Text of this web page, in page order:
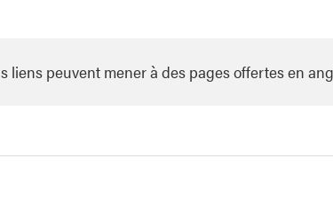
liens peuvent mener à des pages offertes en